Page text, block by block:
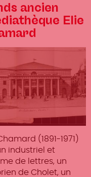
ancien
Elie
(1891-1971)
industriel et
de lettres, un
de Cholet, un